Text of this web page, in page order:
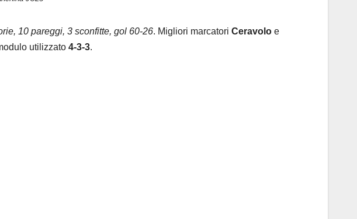
10 pareggi, 3 sconfitte, gol 60-26. Migliori marcatori Ceravolo e
utilizzato 4-3-3.